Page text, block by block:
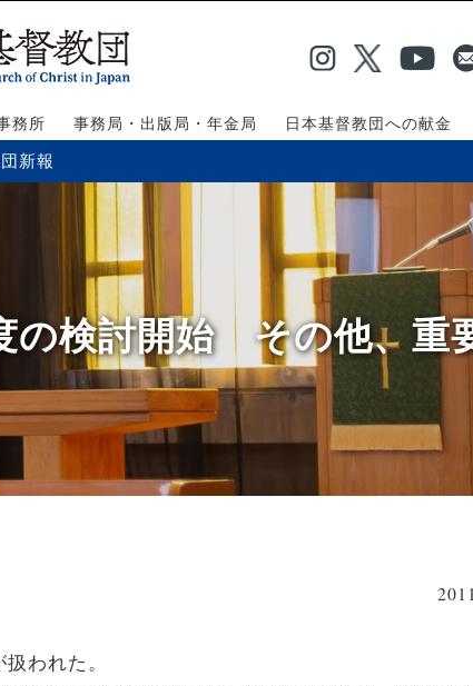
務所 事務局・出版局・年金局 日本基督教団への献金
新報
の検討開始 その他、重
われた。